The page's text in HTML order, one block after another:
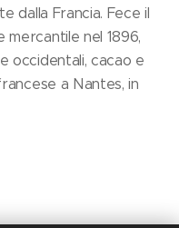
dalla Francia. Fece il
mercantile nel 1896,
occidentali, cacao e
a Nantes, in